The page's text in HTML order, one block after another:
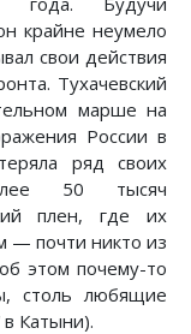
крайне неумело
свои действия
Тухачевский
марше на
России в
ряд своих
50 тысяч
плен, где их
— почти никто из
этом почему-то
столь любящие
в Катыни).